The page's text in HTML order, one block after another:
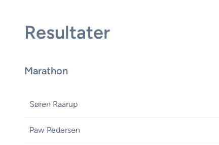
Resultater
Marathon
Søren Raarup
Paw Pedersen